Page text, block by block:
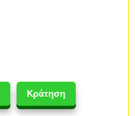
Κράτηση